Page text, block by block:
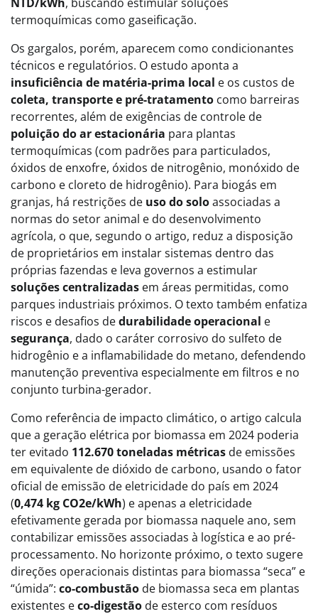
termoquímicas como gaseificação.
Os gargalos, porém, aparecem como condicionantes
técnicos e regulatórios. O estudo aponta a
insuficiência de matéria-prima local e os custos de
coleta, transporte e pré-tratamento como barreiras
recorrentes, além de exigências de controle de
poluição do ar estacionária para plantas
termoquímicas (com padrões para particulados,
óxidos de enxofre, óxidos de nitrogênio, monóxido de
carbono e cloreto de hidrogênio). Para biogás em
granjas, há restrições de uso do soloassociadas a
normas do setor animal e do desenvolvimento
agrícola, o que, segundo o artigo, reduz a disposição
de proprietários em instalar sistemas dentro das
próprias fazendas e leva governos a estimular
soluções centralizadas em áreas permitidas, como
parques industriais próximos. O texto também enfatiza
riscos e desafios dedurabilidade operacional e
segurança, dado o caráter corrosivo do sulfeto de
hidrogênio e a inflamabilidade do metano, defendendo
manutenção preventiva especialmente em filtros e no
conjunto turbina-gerador.
Como referência de impacto climático, o artigo calcula
que a geração elétrica por biomassa em 2024 poderia
ter evitado 112.670 toneladas métricas de emissões
em equivalente de dióxido de carbono, usando o fator
oficial de emissão de eletricidade do país em 2024
(0,474 kg CO2e/kWh) e apenas a eletricidade
efetivamente gerada por biomassa naquele ano, sem
contabilizar emissões associadas à logística e ao pré-
processamento. No horizonte próximo, o texto sugere
direções operacionais distintas para biomassa “seca” e
“úmida”: co-combustão de biomassa seca em plantas
existentes eco-digestão de esterco com resíduos